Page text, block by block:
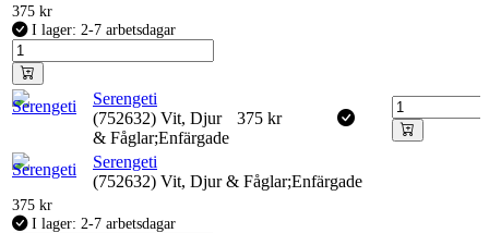
375 kr
I lager: 2-7 arbetsdagar
Serengeti
(752632) Vit, Djur
& Fåglar;Enfärgade
375 kr
Serengeti
(752632) Vit, Djur & Fåglar;Enfärgade
375 kr
I lager: 2-7 arbetsdagar